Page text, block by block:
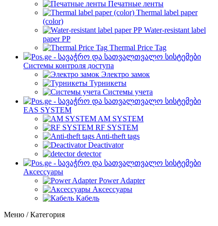
Печатные ленты
Thermal label paper
(color)
Water-resistant label
paper PP
Thermal Price Tag
Системы контроля доступа
Электро замок
Турникеты
Cистемы учета
EAS SYSTEM
AM SYSTEM
RF SYSTEM
Anti-theft tags
Deactivator
detector
Аксессуары
Power Adapter
Аксессуары
Кабель
Меню / Категория